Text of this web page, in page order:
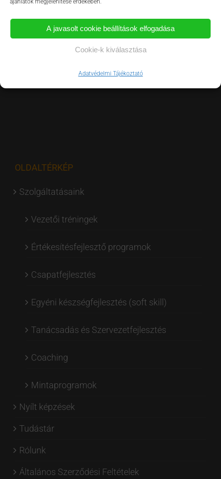
A javasolt cookie beállítások elfogadása
Cookie-k kiválasztása
Adatvédelmi Tájékoztató
OLDALTÉRKÉP
Szolgáltatásaink
Vezetői tréningek
Értékesítésfejlesztő programok
Csapatfejlesztés
Egyéni készségfejlesztés (soft skill)
Tanácsadás és Szervezetfejlesztés
Coaching
Mintaprogramok
Nyílt képzések
Tudástár
Rólunk
Általános Szerződési Feltételek